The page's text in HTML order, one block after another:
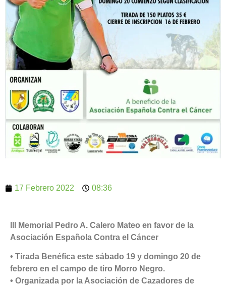
17 Febrero 2022 08:36
III Memorial Pedro A. Calero Mateo en favor de la
Asociación Española Contra el Cáncer
• Tirada Benéfica este sábado 19 y domingo 20 de
febrero en el campo de tiro Morro Negro.
• Organizada por la Asociación de Cazadores de